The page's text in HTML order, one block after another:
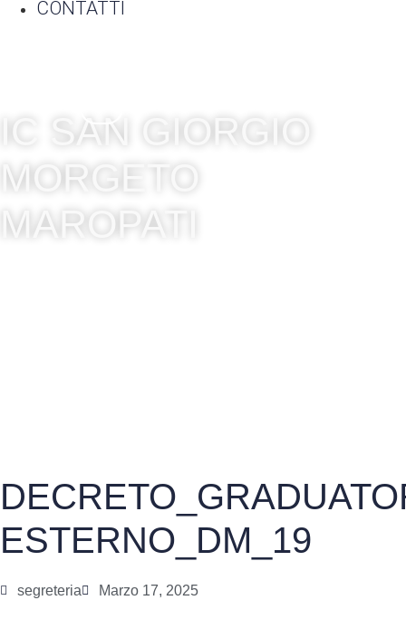
CONTATTI
IC SAN GIORGIO
MORGETO
MAROPATI
ESTERNO_DM_19
segreteria Marzo 17, 2025